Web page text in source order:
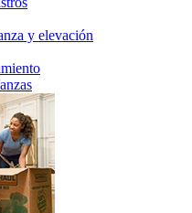
y elevación